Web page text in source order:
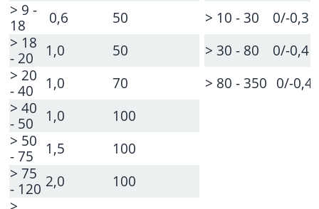
> 9 -
18
0,6 50 > 10 - 30
0/-0,3
> 18
- 20
1,0 50 > 30 - 80
0/-0,4
> 20
- 40
1,0 70 > 80 - 350 0/-0,4
> 40
- 50
1,0
100
> 50
- 75
1,5
100
> 75
- 120 2,0
100